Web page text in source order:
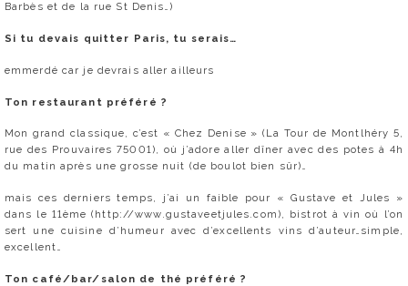
Barbès et de la rue St Denis…)
Si tu devais quitter Paris, tu serais…
emmerdé car je devrais aller ailleurs
Ton restaurant préféré ?
Mon grand classique, c’est « Chez Denise » (La Tour de Montlhéry 5,
rue des Prouvaires 75001), où j’adore aller dîner avec des potes à 4h
du matin après une grosse nuit (de boulot bien sûr)…
mais ces derniers temps, j’ai un faible pour « Gustave et Jules »
dans le 11ème (http://www.gustaveetjules.com), bistrot à vin où l’on
sert une cuisine d’humeur avec d’excellents vins d’auteur…simple,
excellent…
Ton café/bar/salon de thé préféré ?